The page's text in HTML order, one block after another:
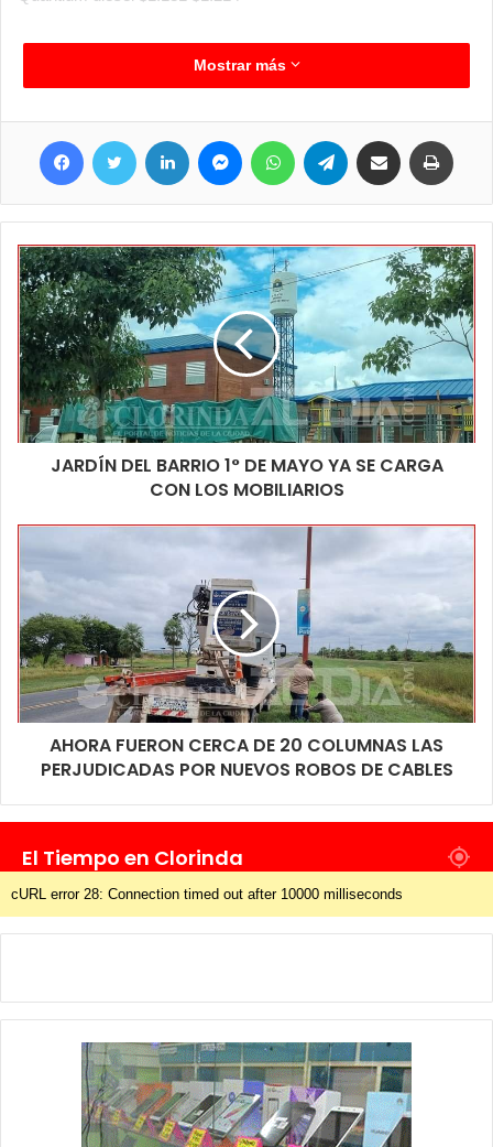
Mostrar más
Facebook Twitter LinkedIn MessengerWhatsApp Telegram Compartir por correo electrónico
JARDÍN DEL BARRIO 1° DE MAYO YA SE CARGA
CON LOS MOBILIARIOS
AHORA FUERON CERCA DE 20 COLUMNAS LAS
PERJUDICADAS POR NUEVOS ROBOS DE CABLES
El Tiempo en Clorinda
cURL error 28: Connection timed out after 10000 milliseconds